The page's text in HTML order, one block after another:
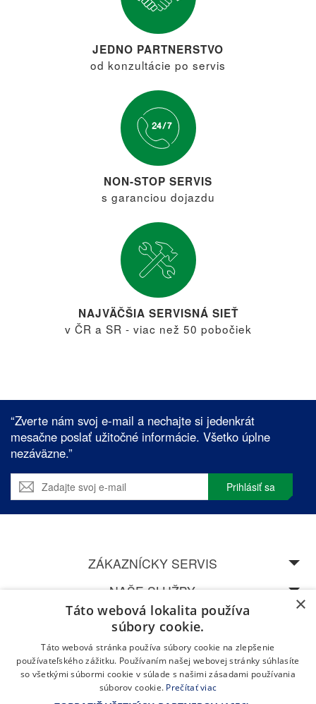
JEDNO PARTNERSTVO
od konzultácie po servis
NON-STOP SERVIS
s garanciou dojazdu
NAJVÄČŠIA SERVISNÁ SIEŤ
v ČR a SR - viac než 50 pobočiek
“Zverte nám svoj e-mail a nechajte si jedenkrát
mesačne poslať užitočné informácie. Všetko úplne
nezáväzne.”
Prihlásiť sa
ZÁKAZNÍCKY SERVIS
NAŠE SLUŽBY
SPEDOS
NAVŠTÍVTE NAŠU CENTRÁLU V ŽILINĚ
×
Táto webová lokalita používa
súbory cookie.
Táto webová stránka používa súbory cookie na zlepšenie
používateľského zážitku. Používaním našej webovej stránky súhlasíte
so všetkými súbormi cookie v súlade s našimi zásadami používania
súborov cookie. Prečítať viac